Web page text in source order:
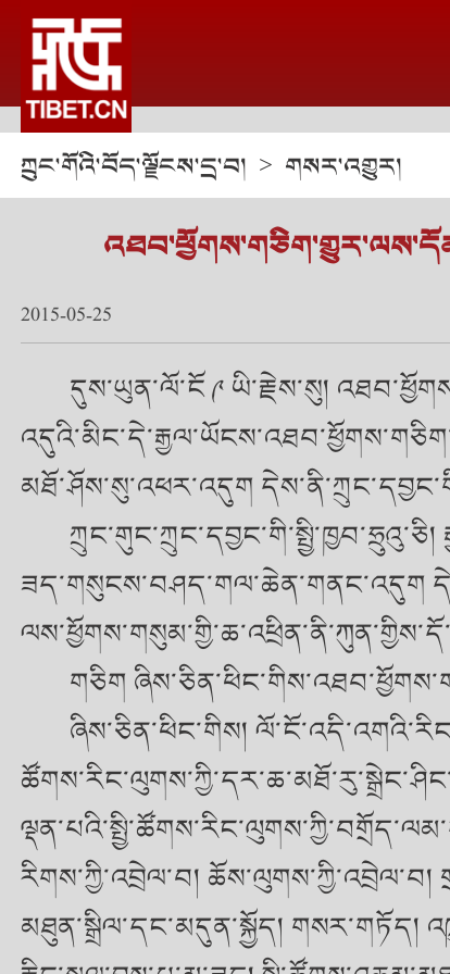
ཀྲུང་གོའི་བོད་ལྗོངས་དྲ་བ། > གསར་འགྱུར།
2015-05-25
དུས་ཡུན་ལོ་ངོ ༩ ཡི་རྗེས་སུ།
མཐོ་ཤོས་སུ་འཕར་འདུག
ཟད་གསུངས་བཤད་གལ་ཆེན་གནང་འདུག
གཅིག
ཞིས་ཅིན་ཕིང་གིས།
རིགས་ཀྱི་འབྲེལ་བ། ཆོས་ལུགས་ཀྱི་འབྲེལ་བ།
མཐུན་སྒྲིལ་དང་མདུན་སྐྱོད། གསར་གཏོད།